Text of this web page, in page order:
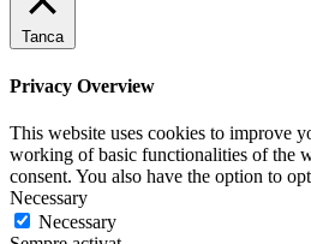
Tanca
Privacy Overview
This website uses cookies to improve
working of basic functionalities of the
consent. You also have the option to
Necessary
Necessary